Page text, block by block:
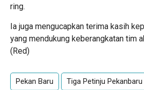
ring.
Ia juga mengucapkan terima kasih
yang mendukung keberangkatan tim
(Red)
Pekan Baru Tiga Petinju Pekanbaru